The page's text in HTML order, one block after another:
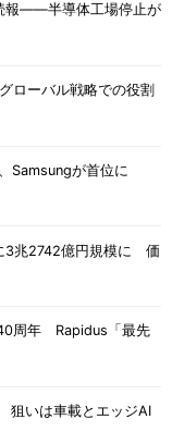
報――半導体工場停止が
ローバル戦略での役割
Samsungが首位に
3兆2742億円規模に 価
周年 Rapidus「最先
狙いは車載とエッジAI